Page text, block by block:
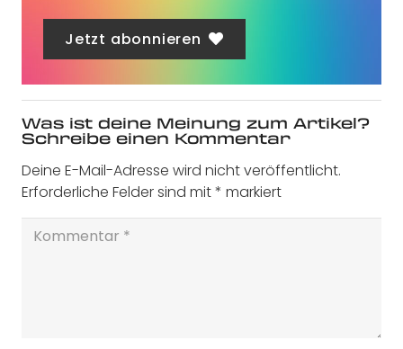
Jetzt abonnieren
Was ist deine Meinung zum Artikel?
Schreibe einen Kommentar
Deine E-Mail-Adresse wird nicht veröffentlicht.
Erforderliche Felder sind mit* markiert